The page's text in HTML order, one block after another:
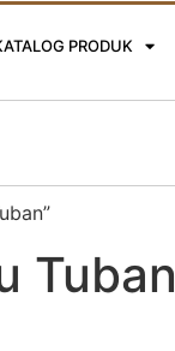
PRODUK
Tuban